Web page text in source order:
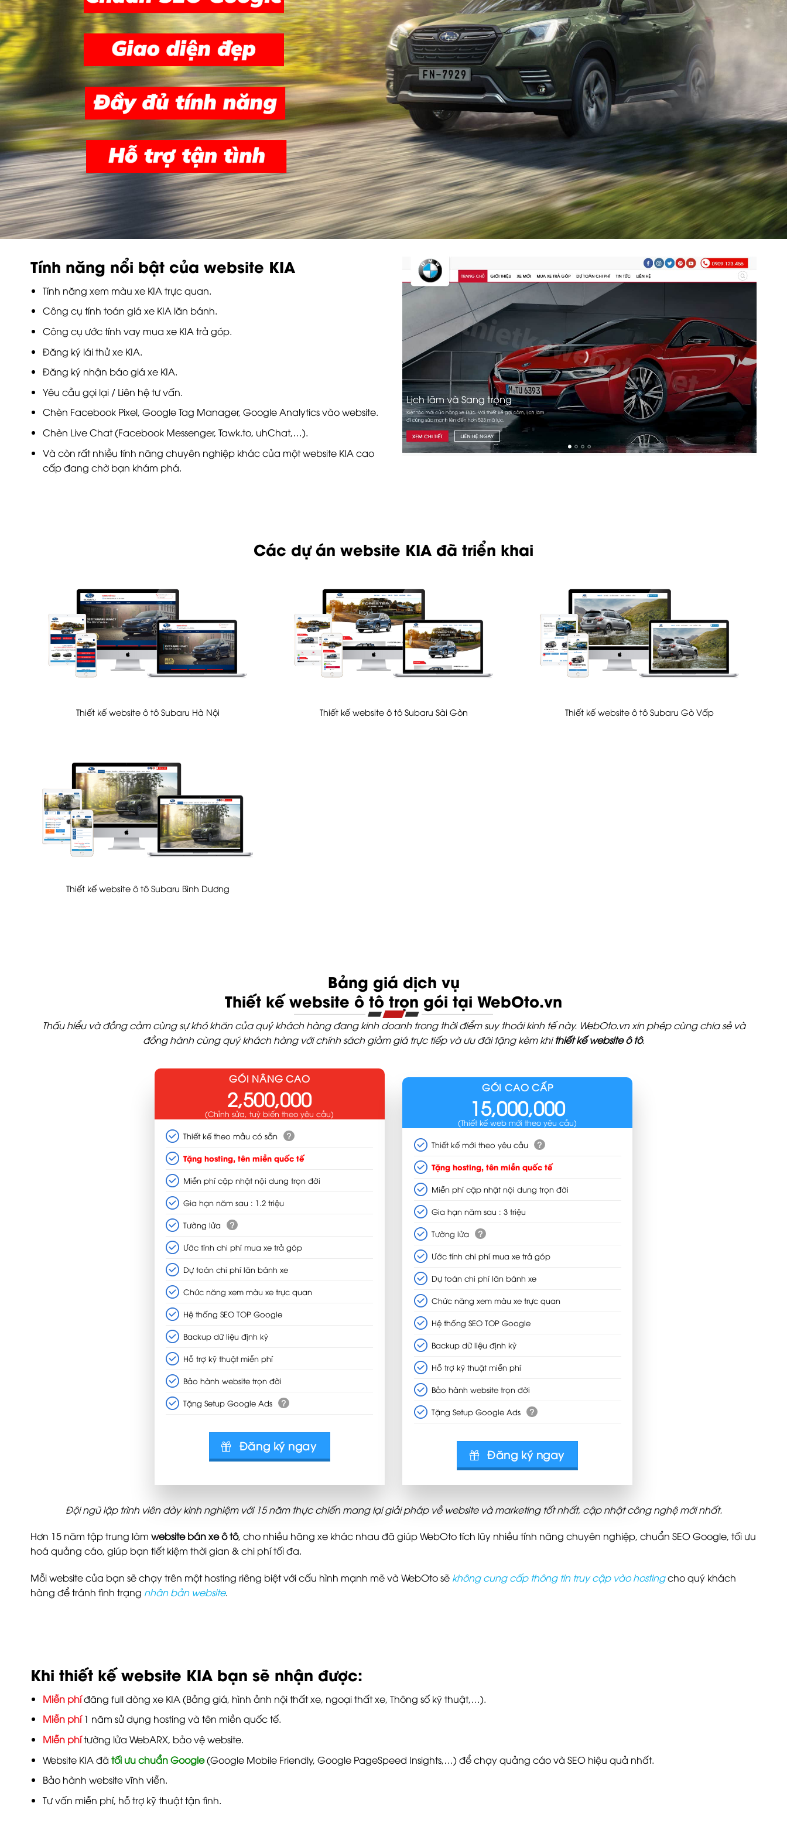
THIẾT KẾ WEB KIA
Thiết kế website KIA chuẩn SEO, giao diện đẹp, đầy đủ tính năng, có giao diện điện thoại, tối ưu
quảng cáo và SEO hiệu quả. Đã up full dòng xe KIA.
Tính năng nổi bật của website KIA
Tính năng xem màu xe KIA trực quan.
Công cụ tính toán giá xe KIA lăn bánh.
Công cụ ước tính vay mua xe KIA trả góp.
Đăng ký lái thử xe KIA.
Đăng ký nhận báo giá xe KIA.
Yêu cầu gọi lại / Liên hệ tư vấn.
Chèn Facebook Pixel, Google Tag Manager, Google Analytics vào website.
Chèn Live Chat (Facebook Messenger, Tawk.to, uhChat,…).
Và còn rất nhiều tính năng chuyên nghiệp khác của một website KIA cao
cấp đang chờ bạn khám phá.
Các dự án website KIA đã triển khai
Thiết kế website ô tô Subaru Hà Nội Thiết kế website ô tô Subaru Sài Gòn Thiết kế website ô tô Subaru Gò Vấp
Thiết kế website ô tô Subaru Bình Dương
Bảng giá dịch vụ
Thiết kế website ô tô trọn gói tại WebOto.vn
Thấu hiểu và đồng cảm cùng sự khó khăn của quý khách hàng đang kinh doanh trong thời điểm suy thoái kinh tế này. WebOto.vn xin phép cùng chia sẻ và
đồng hành cùng quý khách hàng với chính sách giảm giá trực tiếp và ưu đãi tặng kèm khithiết kế website ô tô.
GÓI NÂNG CAO
2,500,000
(Chỉnh sửa, tuỳ biến theo yêu cầu)
Thiết kế theo mẫu có sẵn
?
Tặng hosting, tên miền quốc tế
Miễn phí cập nhật nội dung trọn đời
Gia hạn năm sau : 1.2 triệu
Tường lửa ?
Ước tính chi phí mua xe trả góp
Dự toán chi phí lăn bánh xe
Chức năng xem màu xe trực quan
Hệ thống SEO TOP Google
Backup dữ liệu định kỳ
Hỗ trợ kỹ thuật miễn phí
Bảo hành website trọn đời
Tặng Setup Google Ads ?
Đăng ký ngay
GÓI CAO CẤP
15,000,000
(Thiết kế web mới theo yêu cầu)
Thiết kế mới theo yêu cầu
?
Tặng hosting, tên miền quốc tế
Miễn phí cập nhật nội dung trọn đời
Gia hạn năm sau : 3 triệu
Tường lửa ?
Ước tính chi phí mua xe trả góp
Dự toán chi phí lăn bánh xe
Chức năng xem màu xe trực quan
Hệ thống SEO TOP Google
Backup dữ liệu định kỳ
Hỗ trợ kỹ thuật miễn phí
Bảo hành website trọn đời
Tặng Setup Google Ads ?
Đăng ký ngay
Đội ngũ lập trình viên dày kinh nghiệm với 15 năm thực chiến mang lại giải pháp về website và marketing tốt nhất, cập nhật công nghệ mới nhất.
Hơn 15 năm tập trung làm website bán xe ô tô, cho nhiều hãng xe khác nhau đã giúp WebOto tích lũy nhiều tính năng chuyên nghiệp, chuẩn SEO Google, tối ưu
hoá quảng cáo, giúp bạn tiết kiệm thời gian & chi phí tối đa.
Mỗi website của bạn sẽ chạy trên một hosting riêng biệt với cấu hình mạnh mẽ và WebOto sẽ không cung cấp thông tin truy cập vào hostingcho quý khách
hàng để tránh tình trạng nhân bản website.
Khi thiết kế website KIA bạn sẽ nhận được:
Miễn phíđăng full dòng xe KIA (Bảng giá, hình ảnh nội thất xe, ngoại thất xe, Thông số kỹ thuật,…).
Miễn phí1 năm sử dụng hosting và tên miền quốc tế.
Miễn phítường lửa WebARX, bảo vệ website.
Website KIA đã tối ưu chuẩn Google(Google Mobile Friendly, Google PageSpeed Insights,…) để chạy quảng cáo và SEO hiệu quả nhất.
Bảo hành website vĩnh viễn.
Tư vấn miễn phí, hỗ trợ kỹ thuật tận tình.